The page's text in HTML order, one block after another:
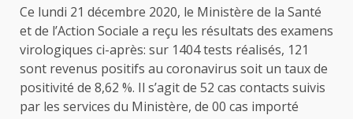
Ce lundi 21 décembre 2020, le Ministère de la Santé
et de l’Action Sociale a reçu les résultats des examens
virologiques ci-après: sur 1404 tests réalisés, 121
sont revenus positifs au coronavirus soit un taux de
positivité de 8,62 %. Il s’agit de 52 cas contacts suivis
par les services du Ministère, de 00 cas importé